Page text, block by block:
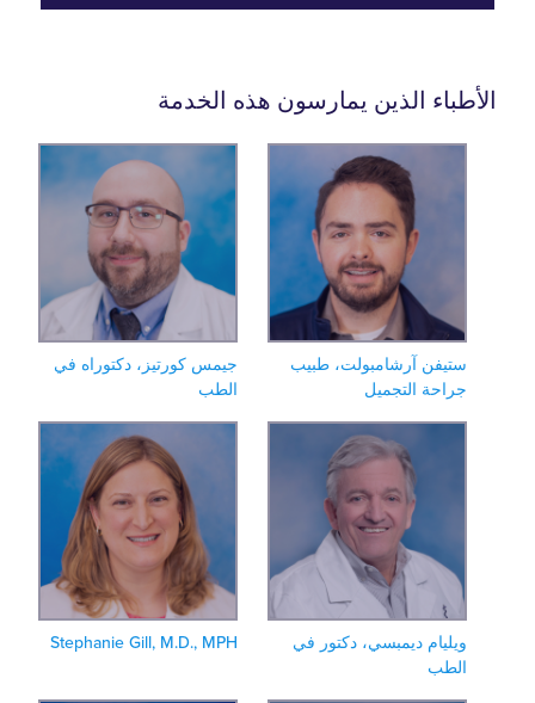
الذين يمارسون هذه الخدمة
آرشامبولت، طبيب
التجميل
جيمس كورتيز، دكتوراه في
ديمبسي، دكتور في
Stephanie Gill, M.D., MPH